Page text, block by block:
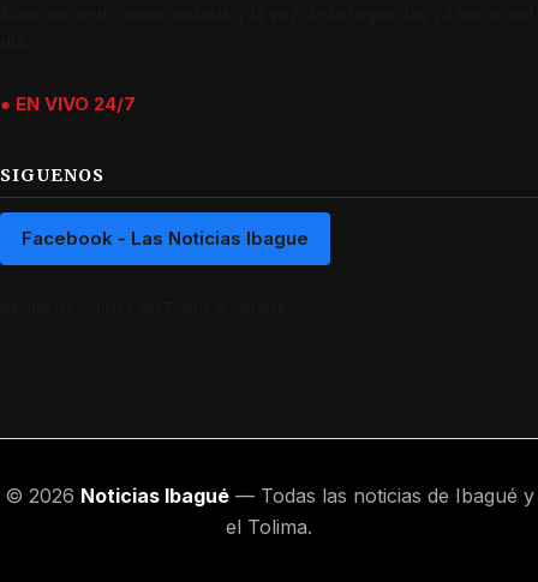
● EN VIVO 24/7
SIGUENOS
Facebook - Las Noticias Ibague
© 2026 Noticias Ibagué— Todas las noticias de Ibagué y
el Tolima.